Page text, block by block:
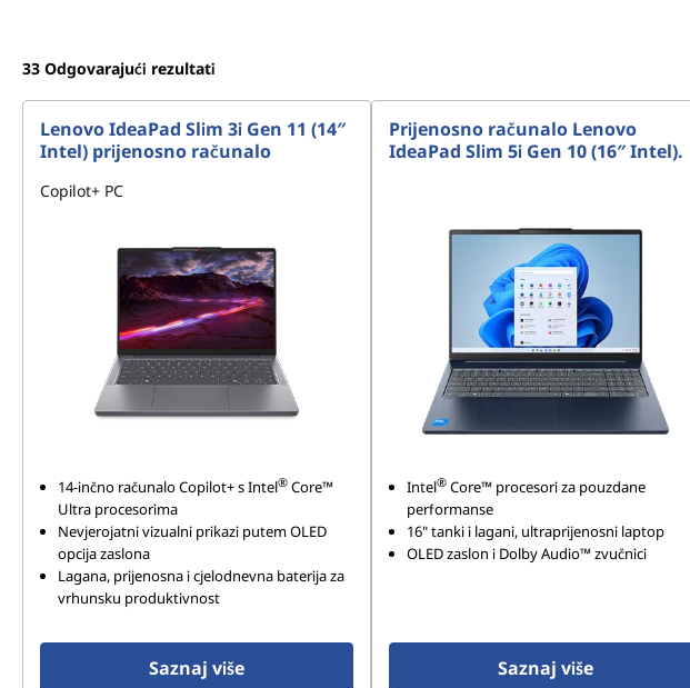
33 Odgovarajući rezultati
Lenovo IdeaPad Slim 3i Gen 11 (14″
Intel) prijenosno računalo
Copilot+ PC
14-inčno računalo Copilot+ s Intel® Core™
Ultra procesorima
Nevjerojatni vizualni prikazi putem OLED
opcija zaslona
Lagana, prijenosna i cjelodnevna baterija za
vrhunsku produktivnost
Saznaj više
Prijenosno računalo Lenovo
IdeaPad Slim 5i Gen 10 (16″ Intel).
Intel® Core™ procesori za pouzdane
performanse
16" tanki i lagani, ultraprijenosni laptop
OLED zaslon i Dolby Audio™ zvučnici
Saznaj više